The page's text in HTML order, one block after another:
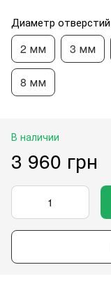
Диаметр отверстий
2 мм 3 мм
8 мм
В наличии
3 960 грн